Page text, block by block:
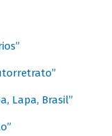
Lapa, Brasil”